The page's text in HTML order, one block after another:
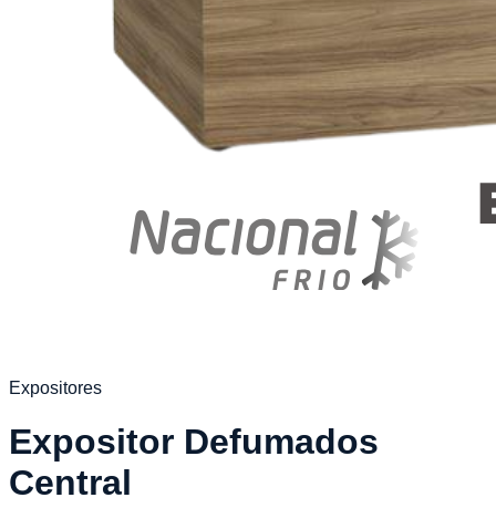
Expositores
Expositor Defumados
Central